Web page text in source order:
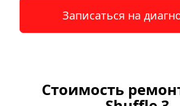
Записаться на
Стоимость